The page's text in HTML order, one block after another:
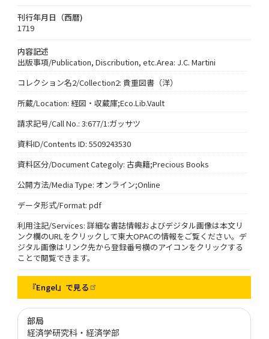
刊行年月日（西暦)
1719
内容記述
出版事項/Publication, Discribution, etc.Area: J.C. Martini
コレクション名2/Collection2: 貴重図書（洋）
所蔵/Location: 経図・収蔵庫;Eco.Lib.Vault
請求記号/Call No.: 3:677/1:ガッサツ
資料ID/Contents ID: 5509243530
資料区分/Document Categoly: 古典籍;Precious Books
公開方法/Media Type: オンライン;Online
データ形式/Format: pdf
利用注記/Services: 詳細な書誌情報およびデジタル画像は本文リ
ンク欄のURLをクリックして東大OPACの情報をご覧ください。デ
ジタル画像はリンク先から登録番号横のアイコンをクリックする
ことで閲覧できます。
『Engel』で見る
部局
経済学研究科・経済学部